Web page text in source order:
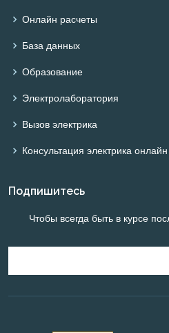
Онлайн расчеты
База данных
Образование
Электролаборатория
Вызов электрика
Консультация электрика онлайн
Подпишитесь
Чтобы всегда быть в курсе